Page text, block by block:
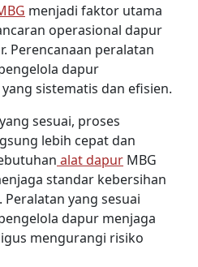
menjadi faktor utama
operasional dapur
Perencanaan peralatan
dapur
sistematis dan efisien.
sesuai, proses
lebih cepat dan
alat dapur MBG
standar kebersihan
yang sesuai
dapur menjaga
mengurangi risiko